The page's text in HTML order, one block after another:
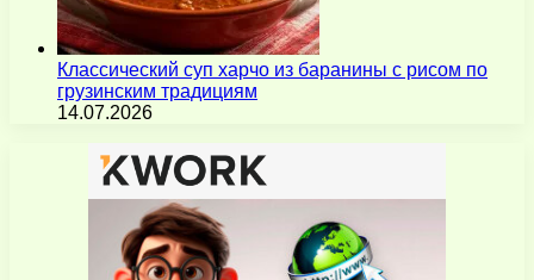
Классический суп харчо из баранины с рисом по
грузинским традициям
14.07.2026